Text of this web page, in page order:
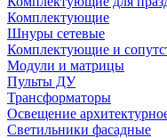
Комплектующие
Шнуры сетевые
Комплектующие и
Модули и матрицы
Пульты ДУ
Трансформаторы
Освещение
Светильники фасадные